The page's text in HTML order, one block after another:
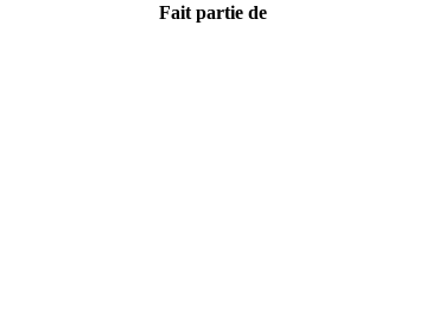
Fait partie de